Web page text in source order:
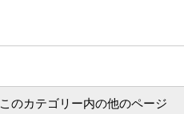
このカテゴリー内の他のページ